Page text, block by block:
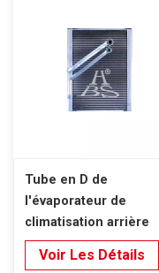
Tube en D de
l'évaporateur de
climatisation arrière
pour Mercedes-Benz
Vito W447 W448 (2016-
Voir Les Détails